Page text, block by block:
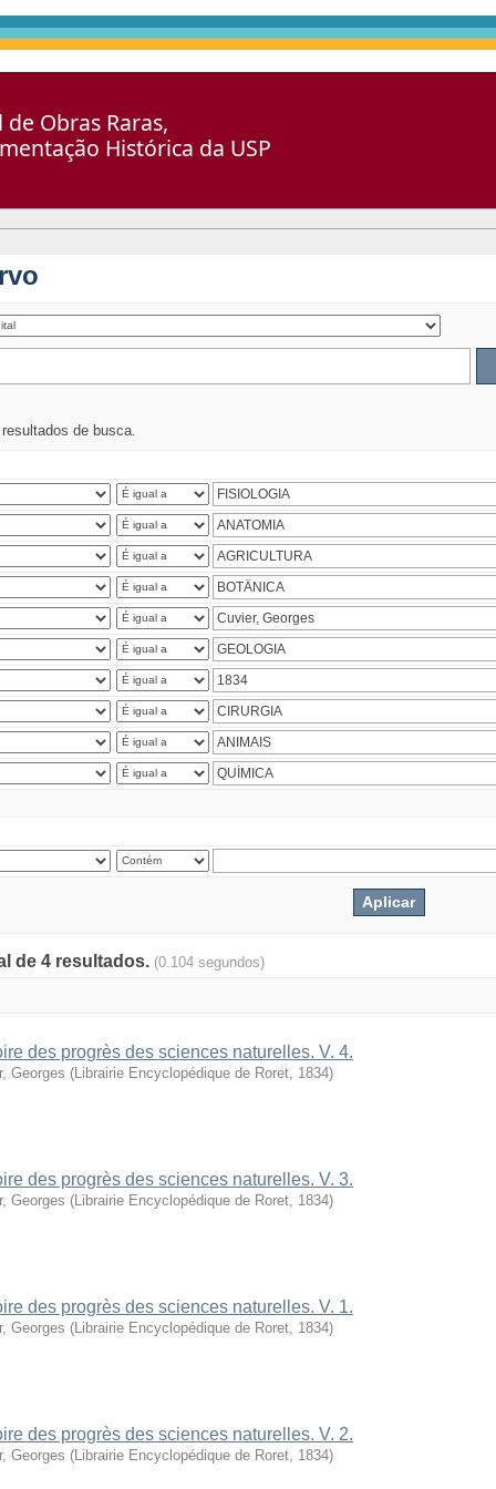
Obras Raras,
Histórica da USP
de busca.
de 4 resultados. (0.104 segundos)
des progrès des sciences naturelles. V. 4.
Georges (Librairie Encyclopédique de Roret, 1834)
des progrès des sciences naturelles. V. 3.
Georges (Librairie Encyclopédique de Roret, 1834)
des progrès des sciences naturelles. V. 1.
Georges (Librairie Encyclopédique de Roret, 1834)
des progrès des sciences naturelles. V. 2.
Georges (Librairie Encyclopédique de Roret, 1834)